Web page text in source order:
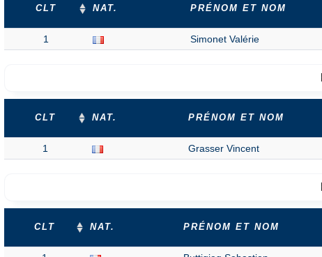
CLT NAT. PRÉNOM ET NOM
1 Simonet Valérie
CLT NAT. PRÉNOM ET NOM
1 Grasser Vincent
CLT NAT. PRÉNOM ET NOM